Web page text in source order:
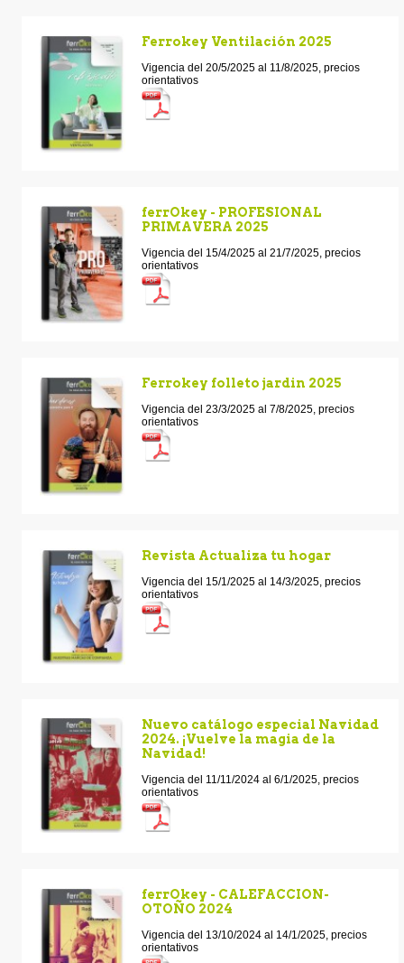
Ferrokey Ventilación 2025
Vigencia del 20/5/2025 al 11/8/2025, precios
orientativos
ferrOkey - PROFESIONAL
PRIMAVERA 2025
Vigencia del 15/4/2025 al 21/7/2025, precios
orientativos
Ferrokey folleto jardin 2025
Vigencia del 23/3/2025 al 7/8/2025, precios
orientativos
Revista Actualiza tu hogar
Vigencia del 15/1/2025 al 14/3/2025, precios
orientativos
Nuevo catálogo especial Navidad
2024. ¡Vuelve la magia de la
Navidad!
Vigencia del 11/11/2024 al 6/1/2025, precios
orientativos
ferrOkey - CALEFACCION-
OTOÑO 2024
Vigencia del 13/10/2024 al 14/1/2025, precios
orientativos